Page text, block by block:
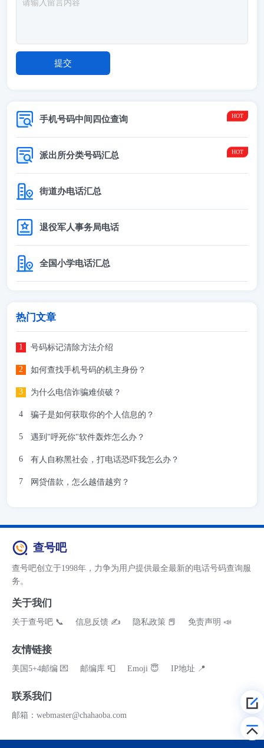
手机号码中间四位查询
派出所分类号码汇总
街道办电话汇总
退役军人事务局电话
全国小学电话汇总
热门文章
号码标记清除方法介绍
如何查找手机号码的机主身份？
为什么电信诈骗难侦破？
骗子是如何获取你的个人信息的？
遇到"呼死你"软件轰炸怎么办？
有人自称黑社会，打电话恐吓我怎么办？
网贷借款，怎么越借越穷？
查号吧
查号吧创立于1998年，力争为用户提供最全最新的电话号码查询服
务。
关于我们
关于查号吧 📞 信息反馈 ✍ 隐私政策 📕 免责声明 📣
友情链接
美国5+4邮编 💌 邮编库 📮 Emoji 😇 IP地址 📍
联系我们
邮箱：webmaster@chahaoba.com